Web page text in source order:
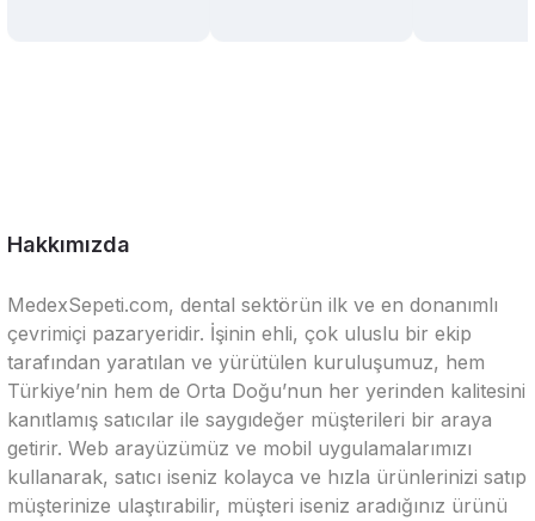
Hakkımızda
MedexSepeti.com, dental sektörün ilk ve en donanımlı
çevrimiçi pazaryeridir. İşinin ehli, çok uluslu bir ekip
tarafından yaratılan ve yürütülen kuruluşumuz, hem
Türkiye’nin hem de Orta Doğu’nun her yerinden kalitesini
kanıtlamış satıcılar ile saygıdeğer müşterileri bir araya
getirir. Web arayüzümüz ve mobil uygulamalarımızı
kullanarak, satıcı iseniz kolayca ve hızla ürünlerinizi satıp
müşterinize ulaştırabilir, müşteri iseniz aradığınız ürünü